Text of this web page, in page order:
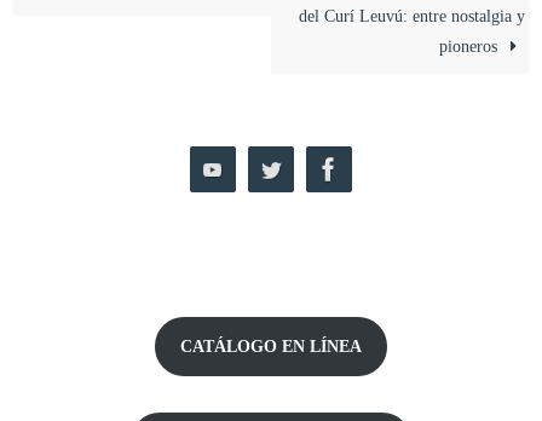
del Curí Leuvú: entre nostalgia y
pioneros
CATÁLOGO EN LÍNEA